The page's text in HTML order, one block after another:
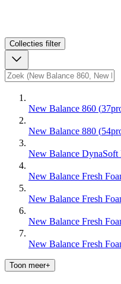
Collecties filter
New Balance 860 (37
New Balance 880 (54
New Balance DynaSoft
New Balance Fresh
New Balance Fresh
New Balance Fresh
New Balance Fresh
Toon meer+